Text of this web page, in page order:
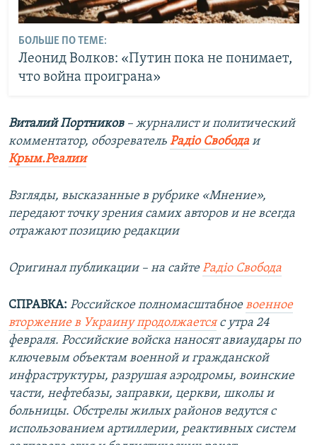
БОЛЬШЕ ПО ТЕМЕ:
Леонид Волков: «Путин пока не понимает,
что война проиграна»
Виталий Портников– журналист и политический
комментатор, обозреватель Радіо Свободаи
Крым.Реалии
Взгляды, высказанные в рубрике «Мнение»,
передают точку зрения самих авторов и не всегда
отражают позицию редакции
Оригинал публикации – на сайтеРадіо Свобода
СПРАВКА: Российское полномасштабноевоенное
вторжение в Украину продолжаетсяс утра 24
февраля. Российские войска наносят авиаудары по
ключевым объектам военной и гражданской
инфраструктуры, разрушая аэродромы, воинские
части, нефтебазы, заправки, церкви, школы и
больницы. Обстрелы жилых районов ведутся с
использованием артиллерии, реактивных систем